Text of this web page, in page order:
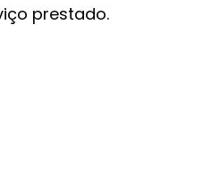
prestado.